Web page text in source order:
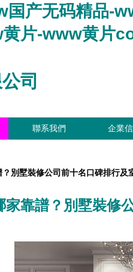
产无码精品-
片-www黄片
司
聯系我們 企業
別墅裝修公司前十名口碑排行及
家靠譜？別墅裝修